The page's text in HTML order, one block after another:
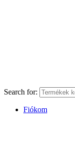
Search for:
Fiókom